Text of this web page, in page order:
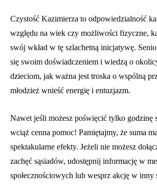
Czystość Kazimierza to odpowiedzialność
względu na wiek czy możliwości fizyczne,
swój wkład w tę szlachetną inicjatywę.
się swoim doświadczeniem i wiedzą o
dzieciom, jak ważna jest troska o wspólną
młodzież wnieść energię i entuzjazm.
Nawet jeśli możesz poświęcić tylko godzinę
wciąż cenna pomoc! Pamiętajmy, że suma
spektakularne efekty. Jeżeli nie możesz
zachęć sąsiadów, udostępnij informację w
społecznościowych lub wesprz akcję w inny